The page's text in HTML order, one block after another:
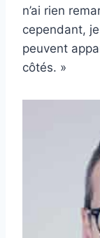
n’ai rien
cependant,
peuvent
côtés. »